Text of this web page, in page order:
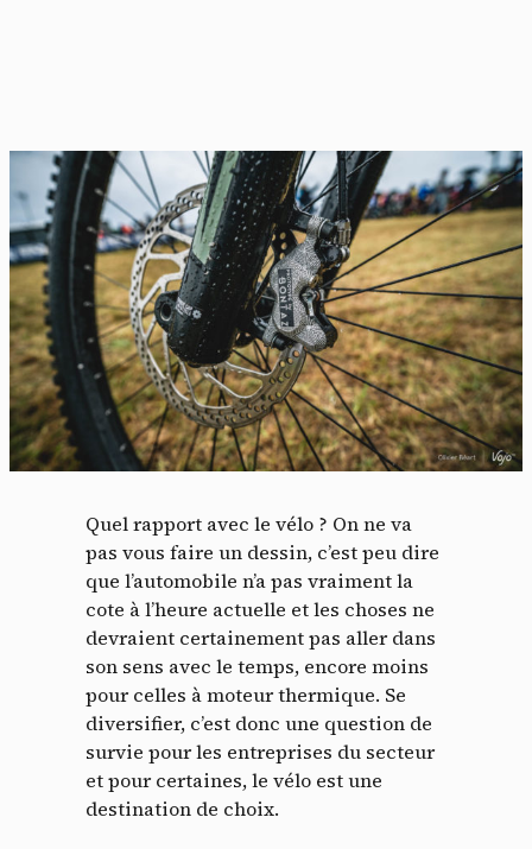
Quel rapport avec le vélo ? On ne va
pas vous faire un dessin, c’est peu dire
que l’automobile n’a pas vraiment la
cote à l’heure actuelle et les choses ne
devraient certainement pas aller dans
son sens avec le temps, encore moins
pour celles à moteur thermique. Se
diversifier, c’est donc une question de
survie pour les entreprises du secteur
et pour certaines, le vélo est une
destination de choix.